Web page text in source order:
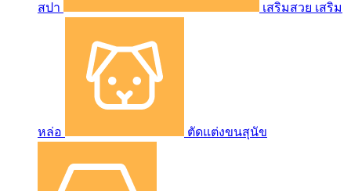
สปา เสริมสวย เสริม
หล่อ ตัดแต่งขนสุนัข